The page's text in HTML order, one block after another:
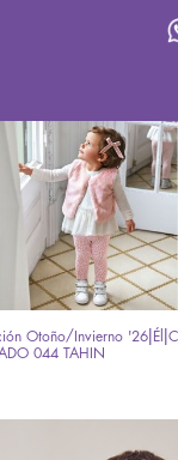
Otoño/Invierno '26 Él
044 TAHIN